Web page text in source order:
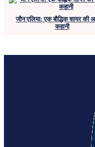
जौन एलिया: एक बौद्धिक शायर की
कहानी